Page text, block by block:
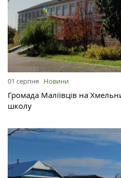
01 серпня Новини
Громада Маліївців на
школу